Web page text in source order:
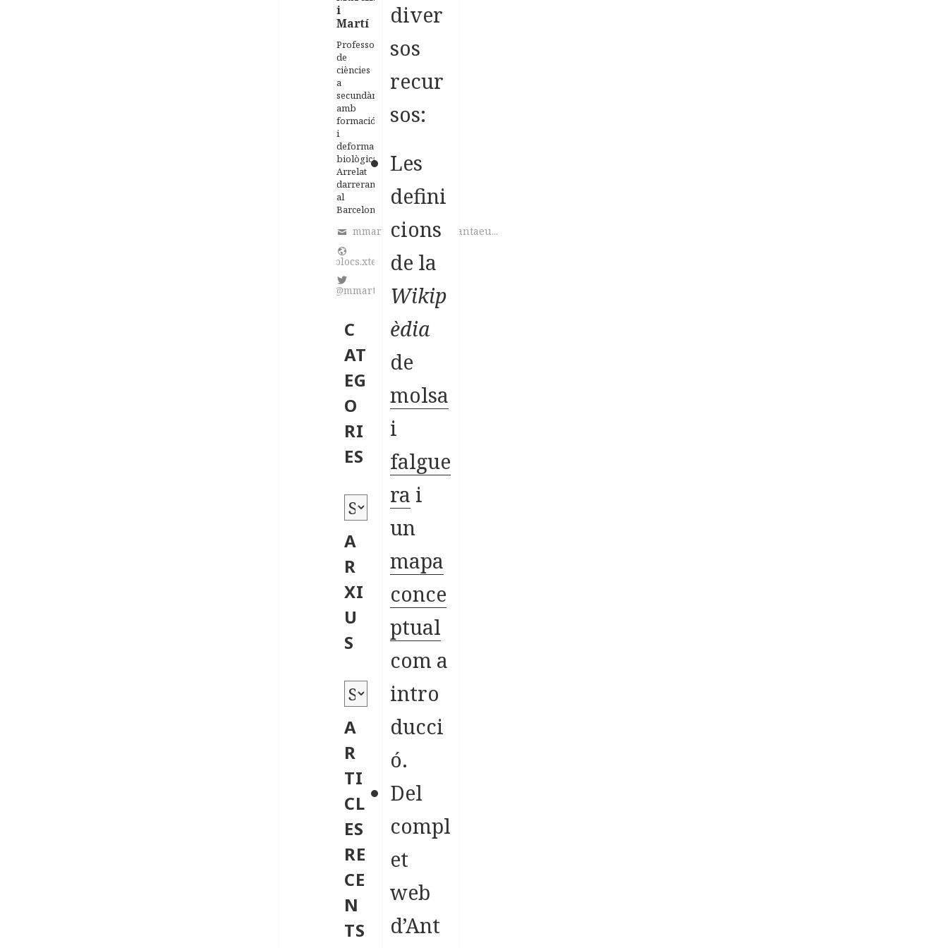
i
Martí
Professor
de
ciències
a
secundària
amb
formació
i
deformació
biològica.
Arrelat
darrerament
al
Barcelonès
mmartinez@institutsantaeu...
blocs.xtec.cat/homeostasi/
@mmart746
C
AT
EG
O
RI
ES
C
a
t
e
g
o
i
e
s
A
R
XI
U
S
A
r
x
i
u
s
A
R
TI
CL
ES
RE
CE
N
TS
diver
sos
recur
sos:
Les
defini
cions
de la
Wikip
èdia
de
molsa
i
falgue
ra i
un
mapa
conce
ptual
com a
intro
ducci
ó.
Del
compl
et
web
d’Ant